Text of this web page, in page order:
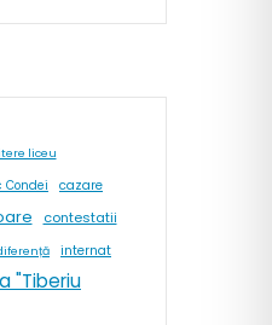
liceu
cazare
contestatii
internat
"Tiberiu